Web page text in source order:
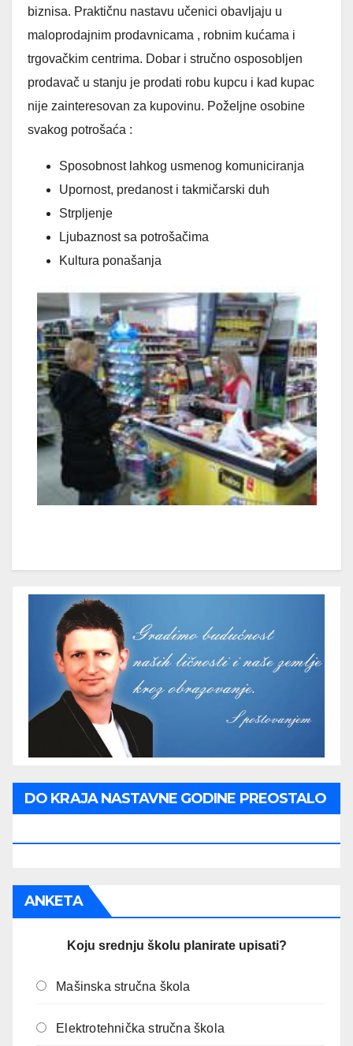
biznisa. Praktičnu nastavu učenici obavljaju u
maloprodajnim prodavnicama , robnim kućama i
trgovačkim centrima. Dobar i stručno osposobljen
prodavač u stanju je prodati robu kupcu i kad kupac
nije zainteresovan za kupovinu. Poželjne osobine
svakog potrošaća :
Sposobnost lahkog usmenog komuniciranja
Upornost, predanost i takmičarski duh
Strpljenje
Ljubaznost sa potrošačima
Kultura ponašanja
DO KRAJA NASTAVNE GODINE PREOSTALO
ANKETA
Koju srednju školu planirate upisati?
Mašinska stručna škola
Elektrotehnička stručna škola